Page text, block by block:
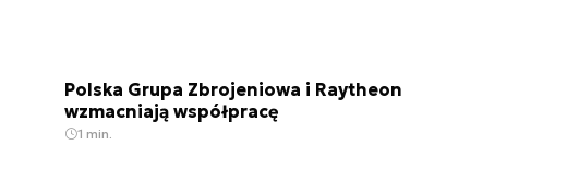
Polska Grupa Zbrojeniowa i Raytheon
wzmacniają współpracę
1 min.